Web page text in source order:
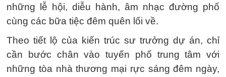
những lễ hội, diễu hành, âm nhạc đường phố
cùng các bữa tiệc đêm quên lối về.
Theo tiết lộ của kiến trúc sư trưởng dự án, chỉ
cần bước chân vào tuyến phố trung tâm với
những tòa nhà thương mại rực sáng đêm ngày,